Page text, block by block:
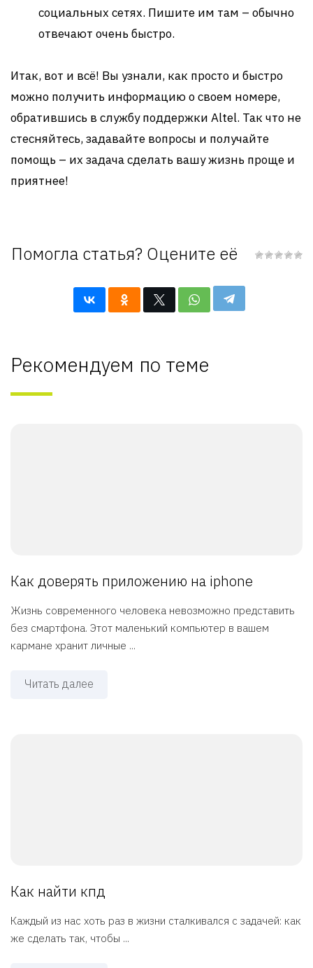
социальных сетях. Пишите им там – обычно
отвечают очень быстро.
Итак, вот и всё! Вы узнали, как просто и быстро
можно получить информацию о своем номере,
обратившись в службу поддержки Altel. Так что не
стесняйтесь, задавайте вопросы и получайте
помощь – их задача сделать вашу жизнь проще и
приятнее!
Помогла статья? Оцените её
Рекомендуем по теме
Как доверять приложению на iphone
Жизнь современного человека невозможно представить
без смартфона. Этот маленький компьютер в вашем
кармане хранит личные ...
Читать далее
Как найти кпд
Каждый из нас хоть раз в жизни сталкивался с задачей: как
же сделать так, чтобы ...